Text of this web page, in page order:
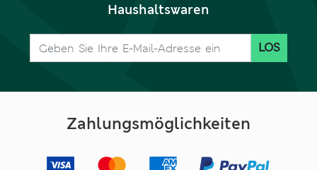
Haushaltswaren
LOS
Zahlungsmöglichkeiten